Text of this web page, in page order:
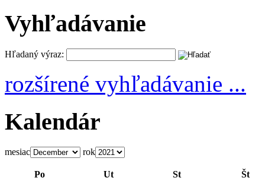
Vyhľadávanie
Hľadaný výraz:
rozšírené vyhľadávanie ...
Kalendár
mesiac rok
Po Ut St Št